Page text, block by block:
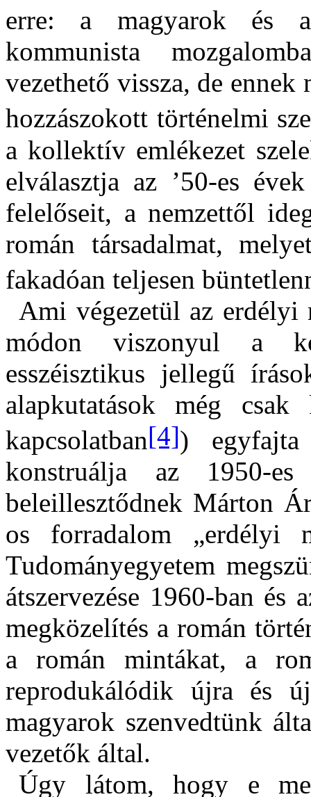
erre: a magyarok és a
kommunista
vezethető vissza, de ennek
hozzászokott történelmi
a kollektív emlékezet
elválasztja az ’50-es
felelőseit, a nemzettől
román társadalmat,
fakadóan teljesen
Ami végezetül az
módon viszonyul a
esszéisztikus jellegű
alapkutatások még
kapcsolatban[4]) egyfajta
konstruálja az 1950-
beleillesztődnek Márton
os forradalom „erdélyi
Tudományegyetem
átszervezése 1960-ban és
megközelítés a román
a román mintákat, a
reprodukálódik újra és
magyarok szenvedtünk
vezetők által.
Úgy látom, hogy e